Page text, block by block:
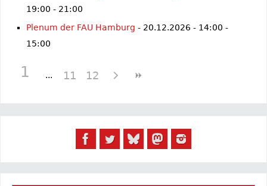
19:00 - 21:00
Plenum der FAU Hamburg - 20.12.2026 - 14:00 -
15:00
1 11 12